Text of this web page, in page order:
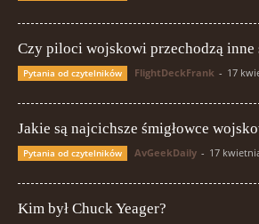
Czy piloci wojskowi przechodzą inne
Pytania od czytelników FlightDeckFrank - 17
Jakie są najcichsze śmigłowce
Pytania od czytelników AvGeekDaily - 17
Kim był Chuck Yeager?